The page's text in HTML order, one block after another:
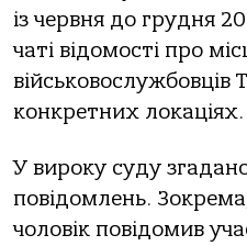
із червня до грудня
чаті відомості про
конкретних локаціях.
У вироку суду
повідомлень.
чоловік повідомив